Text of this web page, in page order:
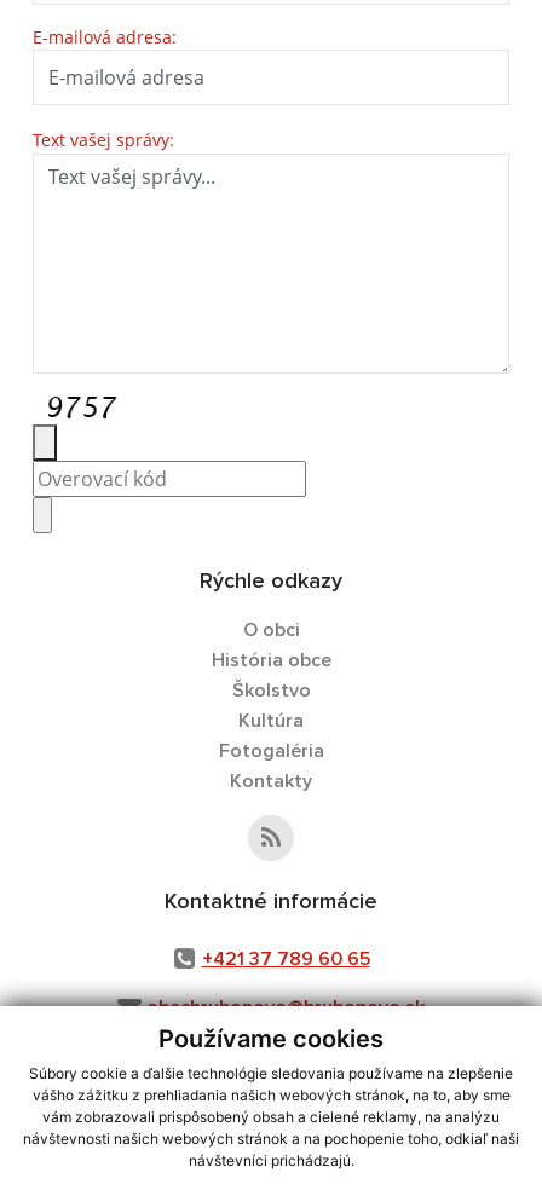
Používame cookies
Súbory cookie a ďalšie technológie sledovania používame na zlepšenie
vášho zážitku z prehliadania našich webových stránok, na to, aby sme
vám zobrazovali prispôsobený obsah a cielené reklamy, na analýzu
návštevnosti našich webových stránok a na pochopenie toho, odkiaľ naši
návštevníci prichádzajú.
E-mailová adresa:
Text vašej správy:
Rýchle odkazy
O obci
História obce
Školstvo
Kultúra
Fotogaléria
Kontakty
Kontaktné informácie
+421 37 789 60 65
obechrubonovo@hrubonovo.sk
využite možnosť získavania aktuálnych informácií s využitím RSS
CMS systém (redakčný) systém ECHELON 2,Mapa stránok,web portál
webex.digital, s.r.o.,domény,registrácia domény